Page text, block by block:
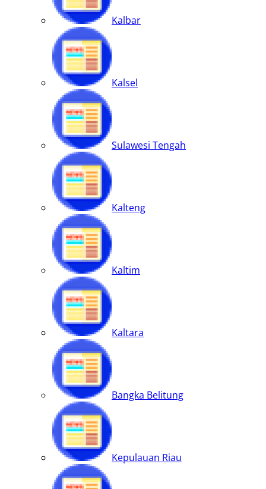
Kalbar
Kalsel
Sulawesi Tengah
Kalteng
Kaltim
Kaltara
Bangka Belitung
Kepulauan Riau